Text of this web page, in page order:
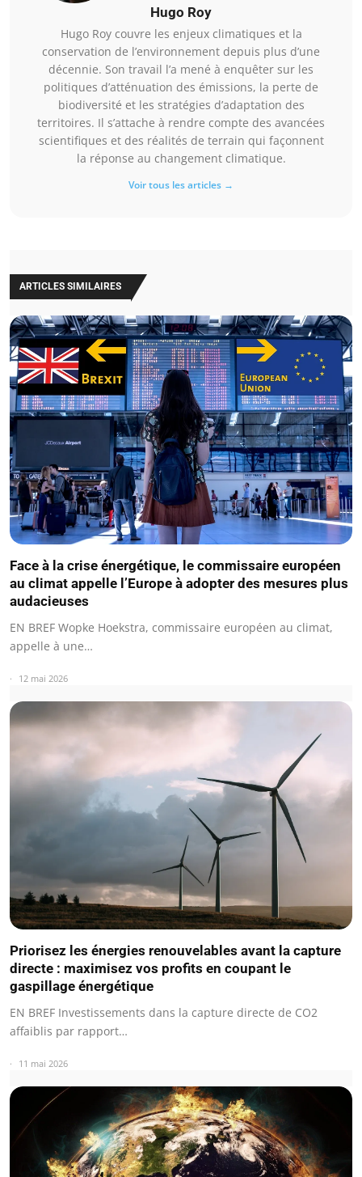
Hugo Roy
Hugo Roy couvre les enjeux climatiques et la
conservation de l’environnement depuis plus d’une
décennie. Son travail l’a mené à enquêter sur les
politiques d’atténuation des émissions, la perte de
biodiversité et les stratégies d’adaptation des
territoires. Il s’attache à rendre compte des avancées
scientifiques et des réalités de terrain qui façonnent
la réponse au changement climatique.
Voir tous les articles →
ARTICLES SIMILAIRES
Face à la crise énergétique, le commissaire européen
au climat appelle l’Europe à adopter des mesures plus
audacieuses
EN BREF Wopke Hoekstra, commissaire européen au climat,
appelle à une…
12 mai 2026
Priorisez les énergies renouvelables avant la capture
directe : maximisez vos profits en coupant le
gaspillage énergétique
EN BREF Investissements dans la capture directe de CO2
affaiblis par rapport…
11 mai 2026